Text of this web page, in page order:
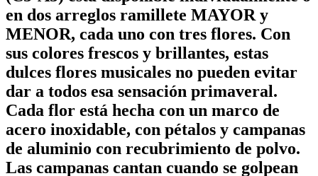
en dos arreglos ramillete MAYOR y
MENOR, cada uno con tres flores. Con
sus colores frescos y brillantes, estas
dulces flores musicales no pueden evitar
dar a todos esa sensación primaveral.
Cada flor está hecha con un marco de
acero inoxidable, con pétalos y campanas
de aluminio con recubrimiento de polvo.
Las campanas cantan cuando se golpean